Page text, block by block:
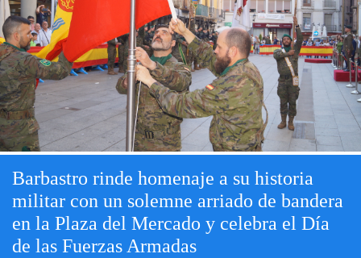
Barbastro rinde homenaje a su historia
militar con un solemne arriado de bandera
en la Plaza del Mercado y celebra el Día
de las Fuerzas Armadas